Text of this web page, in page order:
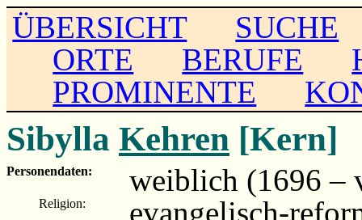
ÜBERSICHT
SUCHE
ORTE
BERUFE
PROMINENTE
Sibylla Kehren [Kern]
Personendaten: weiblich (1696 –
Religion: evangelisch-